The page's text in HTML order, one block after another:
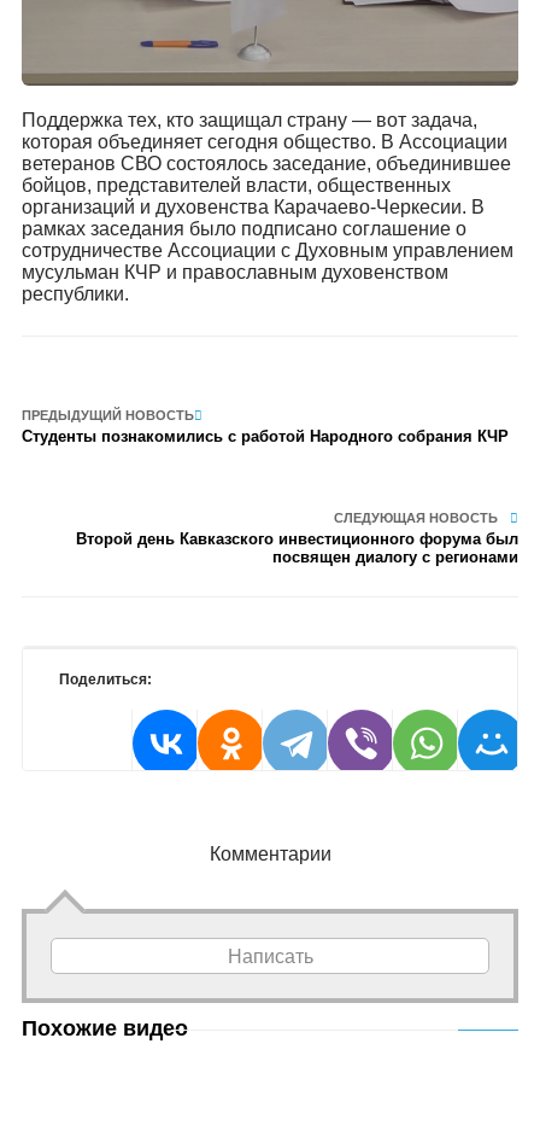
Поддержка тех, кто защищал страну — вот задача,
которая объединяет сегодня общество. В Ассоциации
ветеранов СВО состоялось заседание, объединившее
бойцов, представителей власти, общественных
организаций и духовенства Карачаево-Черкесии. В
рамках заседания было подписано соглашение о
сотрудничестве Ассоциации с Духовным управлением
мусульман КЧР и православным духовенством
республики.
ПРЕДЫДУЩИЙ НОВОСТЬ
Студенты познакомились с работой Народного собрания КЧР
СЛЕДУЮЩАЯ НОВОСТЬ
Второй день Кавказского инвестиционного форума был
посвящен диалогу с регионами
Поделиться:
Комментарии
Написать
Похожие видео